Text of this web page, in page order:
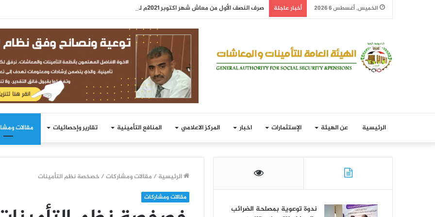
الخميس, أغسطس 6 2026 أخبار عاجلة صرف النصف الأول من معاش شهر اكتوبر 2021م للمتقاعدين
الرئيسية عن الهيئة الإستثمارات اخبار المركز الاعلامي المنافع التأمينية تقارير وإحصائيات مقالات
الرئيسية / مقالات ومشاركات/ خصخصة نظم التأمينات
مقالات ومشاركات
ندوة توعوية بمصلحة الضرائب